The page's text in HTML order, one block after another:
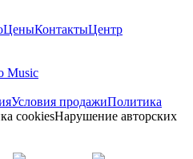
ЦеныКонтактыЦентр
Music
Условия продажиПолитика
cookiesНарушение авторских